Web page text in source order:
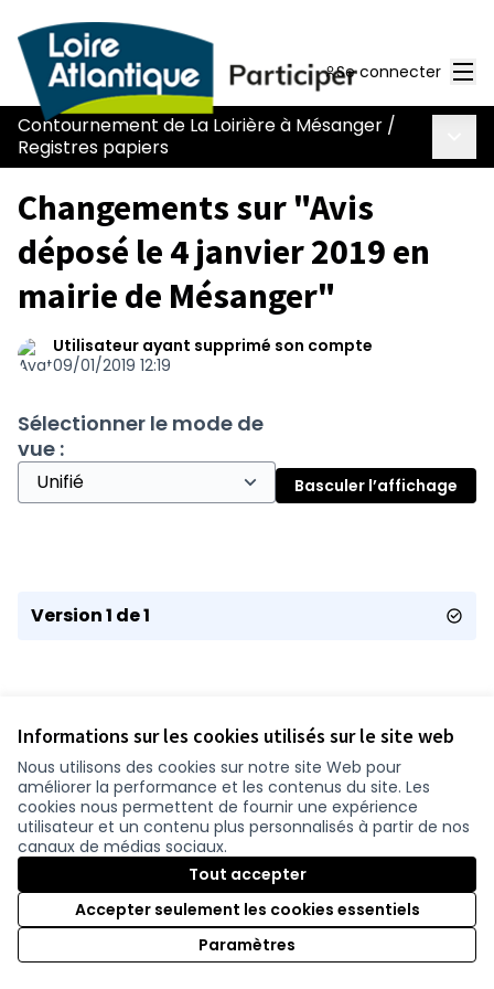
Informations sur les cookies utilisés sur le site web
Nous utilisons des cookies sur notre site Web pour
améliorer la performance et les contenus du site. Les
cookies nous permettent de fournir une expérience
utilisateur et un contenu plus personnalisés à partir de nos
canaux de médias sociaux.
Tout accepter
Accepter seulement les cookies essentiels
Paramètres
Se connecter
Contournement de La Loirière à Mésanger /
Registres papiers
Changements sur "Avis
déposé le 4 janvier 2019 en
mairie de Mésanger"
Utilisateur ayant supprimé son compte
09/01/2019 12:19
Sélectionner le mode de
vue :
Basculer l’affichage
Version 1 de 1
Conditions d'utilisation
Paramètres des cookies
participer.loire-atlantique.fr sur Facebook
(Nouvelle fenêtre)
participer.loire-atlantique.fr sur Instagram
(Nouvelle fenêtre)
participer.loire-atlantique.fr sur YouTube
(Nouvelle fenêtre)
Site réalisé grâce aulogiciel libre Decidim
(Nouvelle fenêtre)
.
Licence
(Nouvelle